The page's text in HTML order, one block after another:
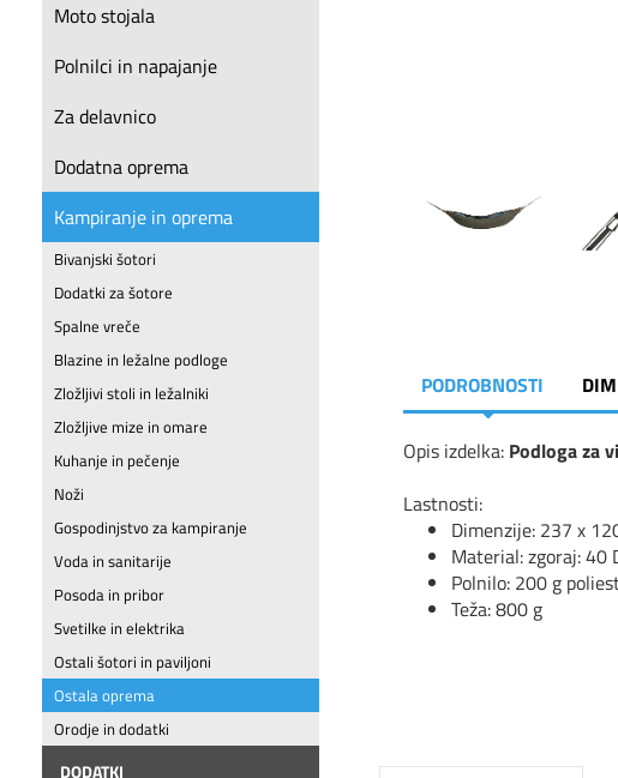
Moto stojala
Polnilci in napajanje
Za delavnico
Dodatna oprema
Kampiranje in oprema
Bivanjski šotori
Dodatki za šotore
Spalne vreče
Blazine in ležalne podloge
Zložljivi stoli in ležalniki
Zložljive mize in omare
Kuhanje in pečenje
Noži
Gospodinjstvo za kampiranje
Voda in sanitarije
Posoda in pribor
Svetilke in elektrika
Ostali šotori in paviljoni
Ostala oprema
Orodje in dodatki
DODATKI
PODROBNOSTI
Opis izdelka: Podloga za
Lastnosti:
Dimenzije: 237 x
Material: zgoraj: 40
Polnilo: 200 g
Teža: 800 g